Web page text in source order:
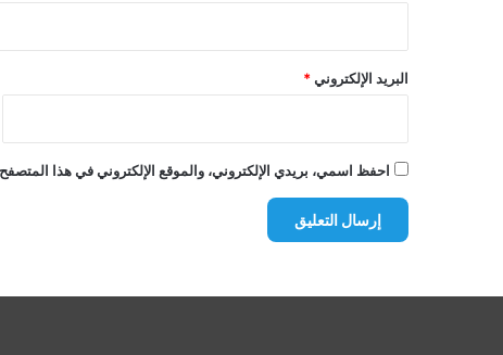
البريد الإلكتروني *
احفظ اسمي، بريدي الإلكتروني، والموقع الإلكتروني في هذا